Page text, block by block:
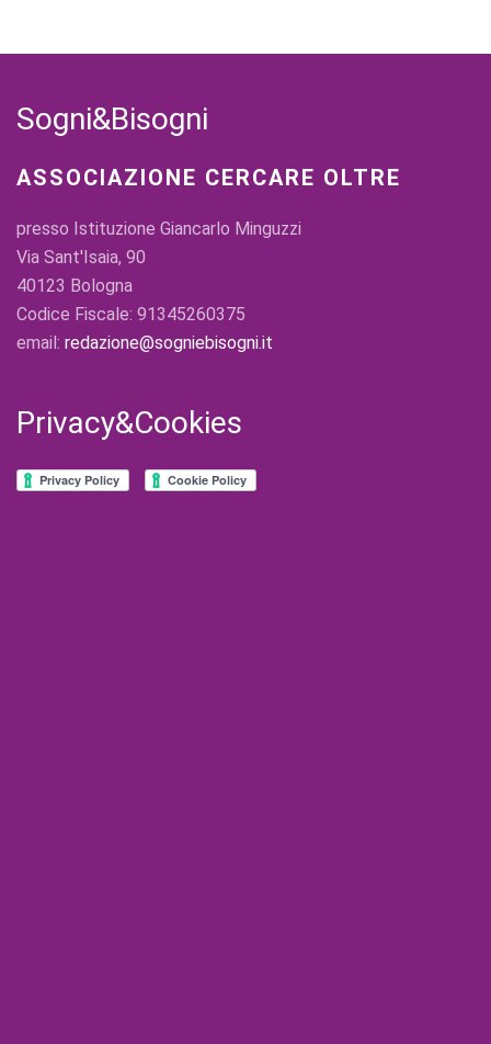
Sogni&Bisogni
ASSOCIAZIONE CERCARE OLTRE
presso Istituzione Giancarlo Minguzzi
Via Sant'Isaia, 90
40123 Bologna
Codice Fiscale: 91345260375
email: redazione@sogniebisogni.it
Privacy&Cookies